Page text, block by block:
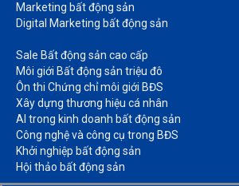
Marketing bất động sản​
Digital Marketing bất động sản​
Sale Bất động sản cao cấp​
Môi giới Bất động sản triệu đô​
Ôn thi Chứng chỉ môi giới BĐS​
Xây dựng thương hiệu cá nhân​
AI trong kinh doanh bất động sản​
Công nghệ và công cụ trong BĐS​
Khởi nghiệp bất động sản​
Hội thảo bất động sản​